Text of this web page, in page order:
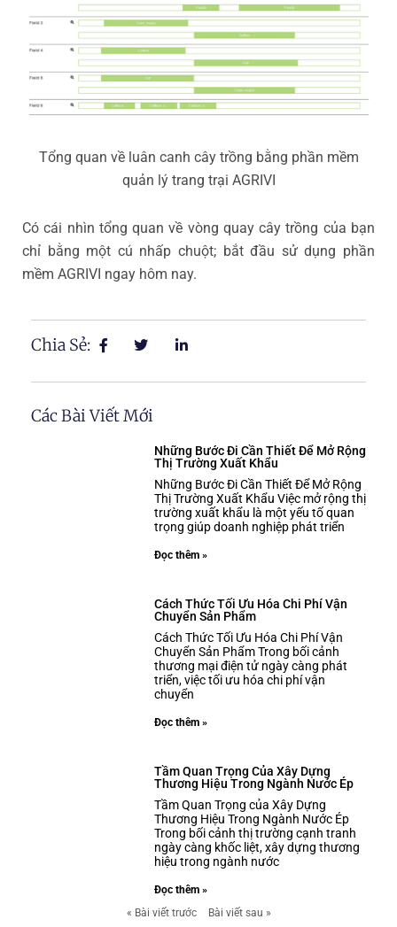
Tổng quan về luân canh cây trồng bằng phần mềm
quản lý trang trại AGRIVI
Có cái nhìn tổng quan về vòng quay cây trồng của bạn
chỉ bằng một cú nhấp chuột; bắt đầu sử dụng phần
mềm AGRIVI ngay hôm nay.
Chia Sẻ:
Các Bài Viết Mới
Những Bước Đi Cần Thiết Để Mở Rộng
Thị Trường Xuất Khẩu
Những Bước Đi Cần Thiết Để Mở Rộng
Thị Trường Xuất Khẩu Việc mở rộng thị
trường xuất khẩu là một yếu tố quan
trọng giúp doanh nghiệp phát triển
Đọc thêm »
Cách Thức Tối Ưu Hóa Chi Phí Vận
Chuyển Sản Phẩm
Cách Thức Tối Ưu Hóa Chi Phí Vận
Chuyển Sản Phẩm Trong bối cảnh
thương mại điện tử ngày càng phát
triển, việc tối ưu hóa chi phí vận
chuyển
Đọc thêm »
Tầm Quan Trọng Của Xây Dựng
Thương Hiệu Trong Ngành Nước Ép
Tầm Quan Trọng của Xây Dựng
Thương Hiệu Trong Ngành Nước Ép
Trong bối cảnh thị trường cạnh tranh
ngày càng khốc liệt, xây dựng thương
hiệu trong ngành nước
Đọc thêm »
« Bài viết trước
Bài viết sau »